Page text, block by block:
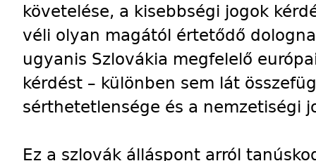
követelése, a kisebbségi jogok
véli olyan magától értetődő
ugyanis Szlovákia megfelelő
kérdést – különben sem lát
sérthetetlensége és a nemzetiségi
Ez a szlovák álláspont arról